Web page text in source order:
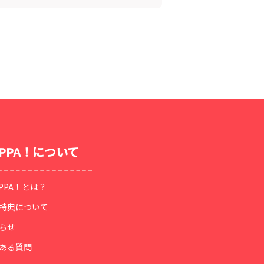
！について
！とは？
典について
せ
る質問